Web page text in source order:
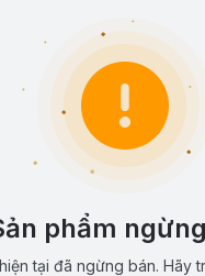
phẩm
tại đã ngừng bán. Hãy